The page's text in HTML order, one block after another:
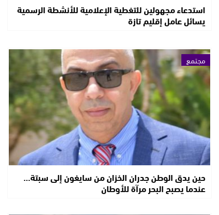
استدعاء مجهولين للتغطية الإعلامية للأنشطة الرسمية
يسائل عامل إقليم تازة
مجتمع
حين يدق الوطن جدران الخزان من سايغون إلى سبتة…
عندما يصبح البحر مرآة للأوطان